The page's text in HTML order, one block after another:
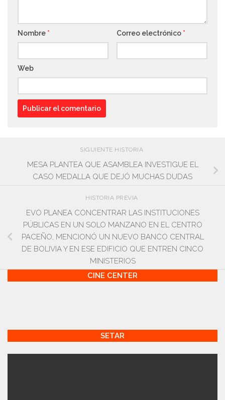
Nombre * Correo electrónico *
Web
SIGUIENTE HISTORIA
MESA PLANTEA QUE ASAMBLEA INVESTIGUE EL
CASO MEDALLA QUE DEJÓ MUCHAS DUDAS
HISTORIA PREVIA
EVO PLANEA CONCENTRAR LAS INSTITUCIONES
PÚBLICAS EN UN SOLO MANZANO EN EL CENTRO
PACEÑO, MENCIONÓ UN NUEVO BANCO CENTRAL
DE BOLIVIA Y EN ESE EDIFICIO QUE ENTREN CINCO
MINISTERIOS
CINE CENTER
SETAR